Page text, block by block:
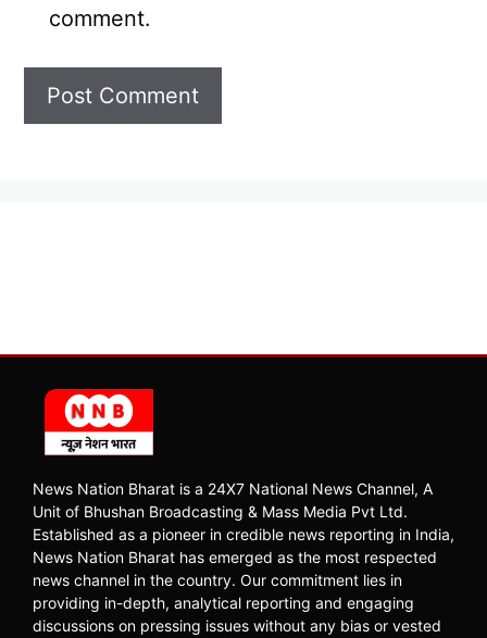
comment.
News Nation Bharat is a 24X7 National News Channel, A
Unit of Bhushan Broadcasting & Mass Media Pvt Ltd.
Established as a pioneer in credible news reporting in India,
News Nation Bharat has emerged as the most respected
news channel in the country. Our commitment lies in
providing in-depth, analytical reporting and engaging
discussions on pressing issues without any bias or vested